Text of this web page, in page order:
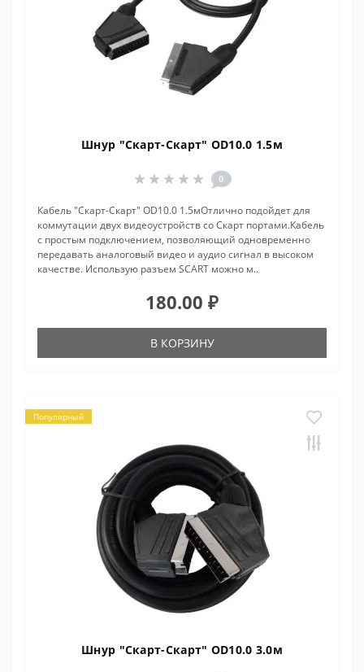
Шнур "Скарт-Скарт" OD10.0 1.5м
0
Кабель "Скарт-Скарт" OD10.0 1.5мОтлично подойдет для
коммутации двух видеоустройств со Скарт портами.Кабель
с простым подключением, позволяющий одновременно
передавать аналоговый видео и аудио сигнал в высоком
качестве. Использую разъем SCART можно м..
180.00 ₽
В КОРЗИНУ
Популярный
Шнур "Скарт-Скарт" OD10.0 3.0м